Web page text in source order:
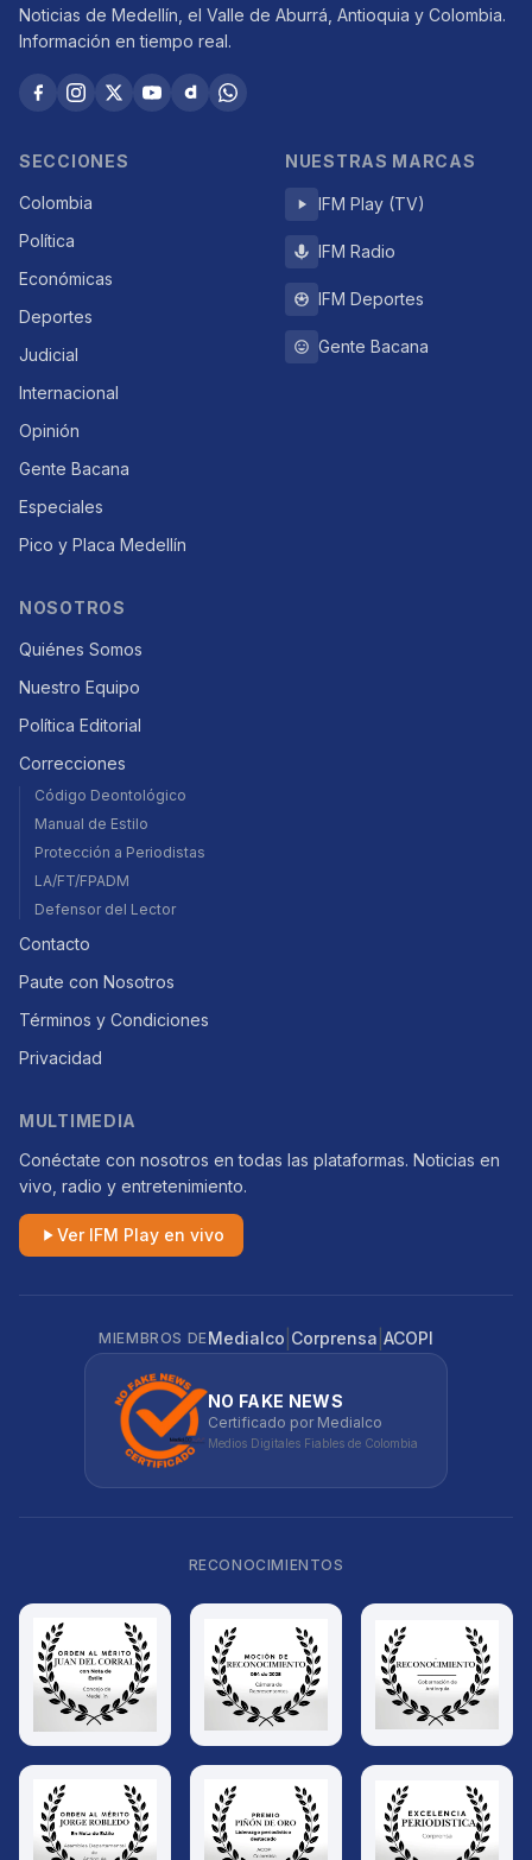
Noticias de Medellín, el Valle de Aburrá, Antioquia y Colombia.
Información en tiempo real.
SECCIONES
Colombia
Política
Económicas
Deportes
Judicial
Internacional
Opinión
Gente Bacana
Especiales
Pico y Placa Medellín
NUESTRAS MARCAS
IFM Play (TV)
IFM Radio
IFM Deportes
Gente Bacana
NOSOTROS
Quiénes Somos
Nuestro Equipo
Política Editorial
Correcciones
Código Deontológico
Manual de Estilo
Protección a Periodistas
LA/FT/FPADM
Defensor del Lector
Contacto
Paute con Nosotros
Términos y Condiciones
Privacidad
MULTIMEDIA
Conéctate con nosotros en todas las plataformas. Noticias en
vivo, radio y entretenimiento.
Ver IFM Play en vivo
MIEMBROS DEMedialco Corprensa ACOPI
NO FAKE NEWS
Certificado por Medialco
Medios Digitales Fiables de Colombia
RECONOCIMIENTOS